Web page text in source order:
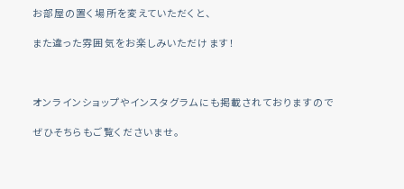
お部屋の置く場所を変えていただくと、
また違った雰囲気をお楽しみいただけます！
オンラインショップやインスタグラムにも掲載されておりますので
ぜひそちらもご覧くださいませ。